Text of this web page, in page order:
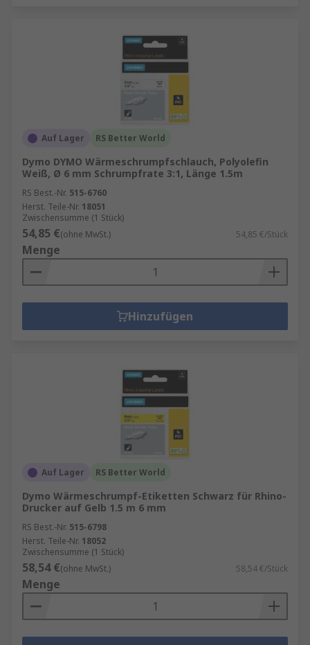
Auf Lager RS Better World
Dymo DYMO Wärmeschrumpfschlauch, Polyolefin
Weiß, Ø 6 mm Schrumpfrate 3:1, Länge 1.5m
RS Best.-Nr. 515-6760
Herst. Teile-Nr. 18051
Zwischensumme (1 Stück)
54,85 €(ohne MwSt.) 54,85 €/Stück
Menge
Hinzufügen
Auf Lager RS Better World
Dymo Wärmeschrumpf-Etiketten Schwarz für Rhino-
Drucker auf Gelb 1.5 m 6 mm
RS Best.-Nr. 515-6798
Herst. Teile-Nr. 18052
Zwischensumme (1 Stück)
58,54 €(ohne MwSt.) 58,54 €/Stück
Menge